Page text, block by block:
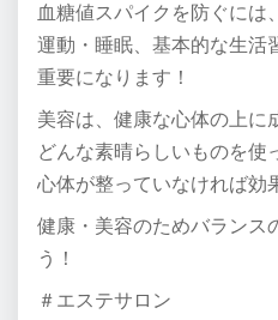
血糖値スパイクを防ぐには
運動・睡眠、基本的な生活
重要になります！
美容は、健康な心体の上に
どんな素晴らしいものを使
心体が整っていなければ効
健康・美容のためバランス
う！
＃エステサロン